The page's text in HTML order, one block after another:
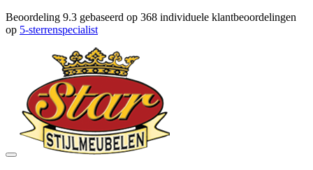
Beoordeling 9.3 gebaseerd op 368 individuele klantbeoordelingen
op 5-sterrenspecialist
Toggle